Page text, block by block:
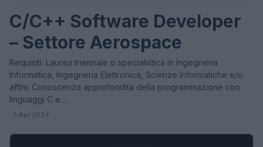
OFFERTE DI LAVORO
C/C++ Software Developer
– Settore Aerospace
Requisiti: Laurea triennale o specialistica in Ingegneria
Informatica, Ingegneria Elettronica, Scienze Informatiche e/o
affini; Conoscenza approfondita della programmazione con
linguaggi C e…
· 3 Apr 2024